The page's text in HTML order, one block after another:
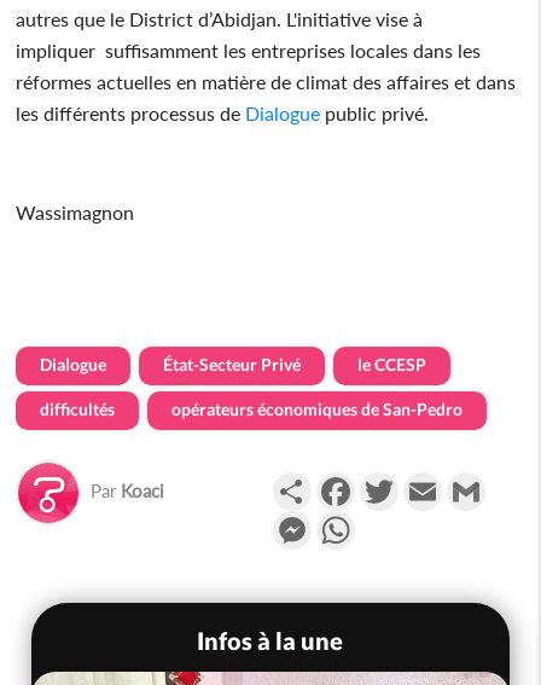
autres que le District d’Abidjan. L'initiative vise à
impliquer suffisamment les entreprises locales dans les
réformes actuelles en matière de climat des affaires et dans
les différents processus de Dialogue public privé.
Wassimagnon
Dialogue État-Secteur Privé le CCESP
difficultés opérateurs économiques de San-Pedro
Par Koaci PartagerFacebookTwitterEmail
Messenger
Infos à la une